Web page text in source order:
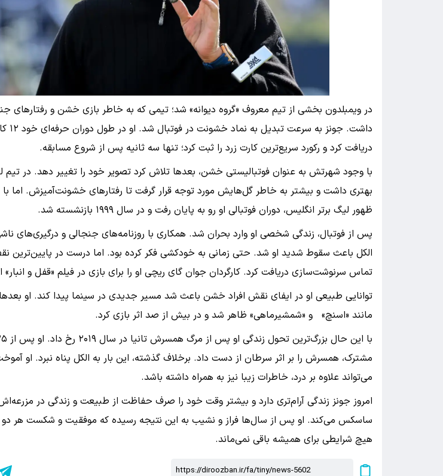
در ویمبلدون بخشی از تیم معروف «گروه دیوانه» شد؛ تیمی که به خاطر بازی خشن و رفتارهای
داشت. جونز
دریافت کرد و رکورد سریع‌ترین کارت زرد را ثبت کرد؛ تنها سه ثانیه پس از شروع مسابقه.
با وجود شهرتش به عنوان فوتبالیستی خشن، بعدها تلاش کرد تصویر خود را تغییر دهد. در تیم
بهتری داشت و بیشتر به خاطر گل‌هایش مورد توجه قرار گرفت تا رفتارهای خشونت‌آمیزش. اما با
ظهور لیگ برتر انگلیس، دوران فوتبالی او رو به پایان رفت و در سال ۱۹۹۹ بازنشسته شد.
پس از فوتبال، زندگی شخصی او وارد بحران شد. همکاری با روزنامه‌های جنجالی و درگیری‌های
الکل باعث سقوط شدید او شد. حتی زمانی به خودکشی فکر کرده بود. اما درست در پایین‌ترین
تماس سرنوشت‌سازی دریافت کرد. کارگردان جوان گای ریچی او را برای بازی در فیلم «قفل و انبار»
توانایی طبیعی او در ایفای نقش افراد خشن باعث شد مسیر جدیدی در سینما پیدا کند. او
مانند «اسنچ» و «شمشیرماهی» ظاهر شد و در بیش از صد اثر بازی کرد.
مشترک، همسرش را بر اثر سرطان از دست داد. برخلاف گذشته، این بار به الکل پناه نبرد. او
می‌تواند علاوه بر درد، خاطرات زیبا نیز به همراه داشته باشد.
امروز جونز زندگی آرام‌تری دارد و بیشتر وقت خود را صرف حفاظت از طبیعت و زندگی در
ساسکس می‌کند. او پس از سال‌ها فراز و نشیب به این نتیجه رسیده که موفقیت و شکست هر دو
هیچ شرایطی برای همیشه باقی نمی‌ماند.